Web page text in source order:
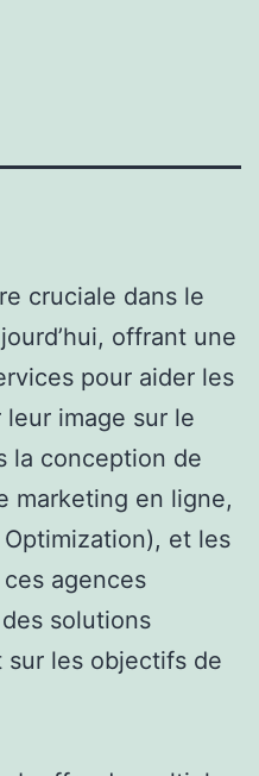
cruciale dans le
offrant une
pour aider les
image sur le
la conception de
marketing en ligne,
Optimization), et les
agences
solutions
sur les objectifs de